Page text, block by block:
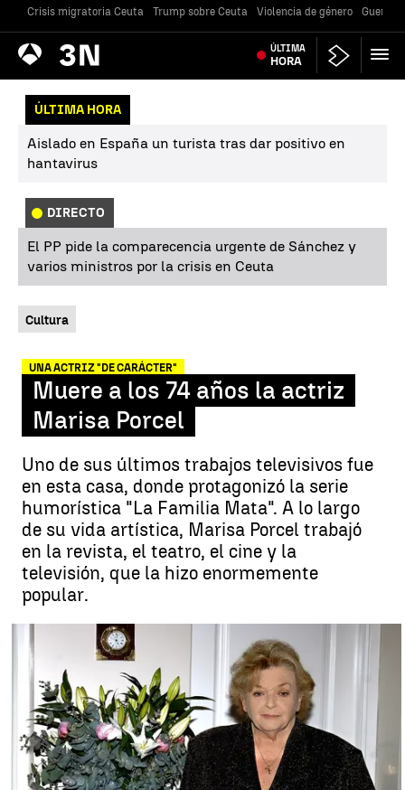
Crisis migratoria Ceuta Trump sobre Ceuta Violencia de género Guerra
Antena
3 Noticias ÚLTIMA
HORA
ÚLTIMA HORA
Aislado en España un turista tras dar positivo en
hantavirus
DIRECTO
El PP pide la comparecencia urgente de Sánchez y
varios ministros por la crisis en Ceuta
Cultura
UNA ACTRIZ "DE CARÁCTER"
Muere a los 74 años la actriz
Marisa Porcel
Uno de sus últimos trabajos televisivos fue
en esta casa, donde protagonizó la serie
humorística "La Familia Mata". A lo largo
de su vida artística, Marisa Porcel trabajó
en la revista, el teatro, el cine y la
televisión, que la hizo enormemente
popular.
Muere a los 74 años la actriz Marisa Porcel |
Antena 3 Noticias
Publicado:16 de agosto de 2018, 08:01